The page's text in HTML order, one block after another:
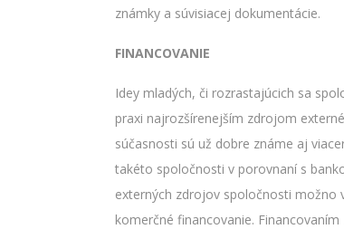
známky a súvisiacej dokumentácie.
FINANCOVANIE
Idey mladých, či rozrastajúcich sa
praxi najrozšírenejším zdrojom
súčasnosti sú už dobre známe aj
takéto spoločnosti v porovnaní s
externých zdrojov spoločnosti možno
komerčné financovanie.